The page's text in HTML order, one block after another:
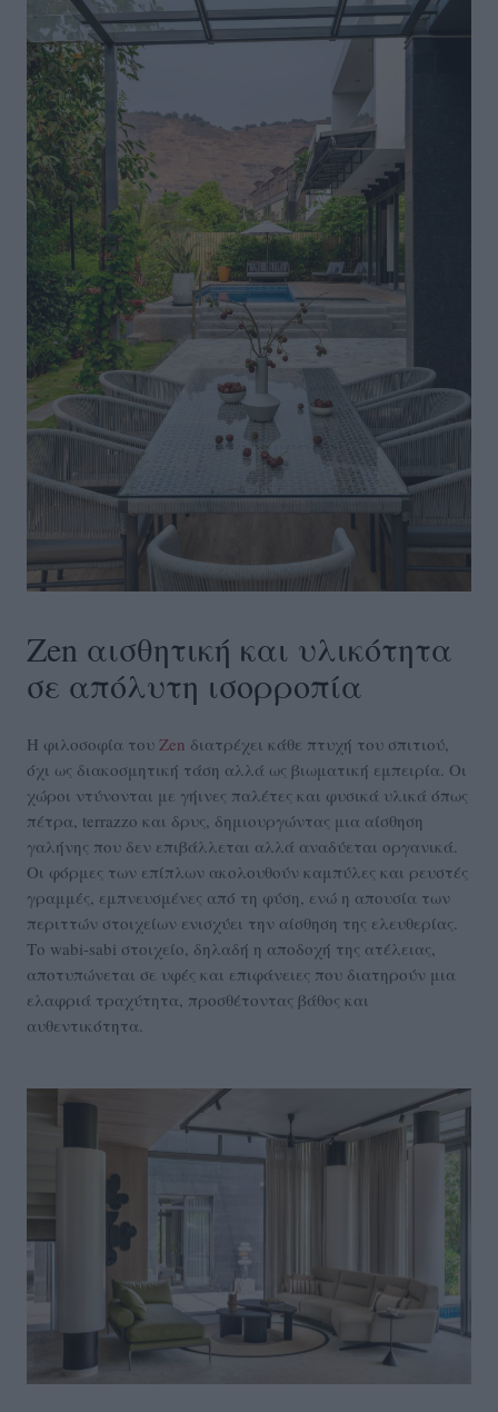
Zen αισθητική και υλικότητα
σε απόλυτη ισορροπία
Η φιλοσοφία του Zen διατρέχει κάθε πτυχή του σπιτιού,
όχι ως διακοσμητική τάση αλλά ως βιωματική εμπειρία. Οι
χώροι ντύνονται με γήινες παλέτες και φυσικά υλικά όπως
πέτρα, terrazzo και δρυς, δημιουργώντας μια αίσθηση
γαλήνης που δεν επιβάλλεται αλλά αναδύεται οργανικά.
Οι φόρμες των επίπλων ακολουθούν καμπύλες και ρευστές
γραμμές, εμπνευσμένες από τη φύση, ενώ η απουσία των
περιττών στοιχείων ενισχύει την αίσθηση της ελευθερίας.
Το wabi-sabi στοιχείο, δηλαδή η αποδοχή της ατέλειας,
αποτυπώνεται σε υφές και επιφάνειες που διατηρούν μια
ελαφριά τραχύτητα, προσθέτοντας βάθος και
αυθεντικότητα.